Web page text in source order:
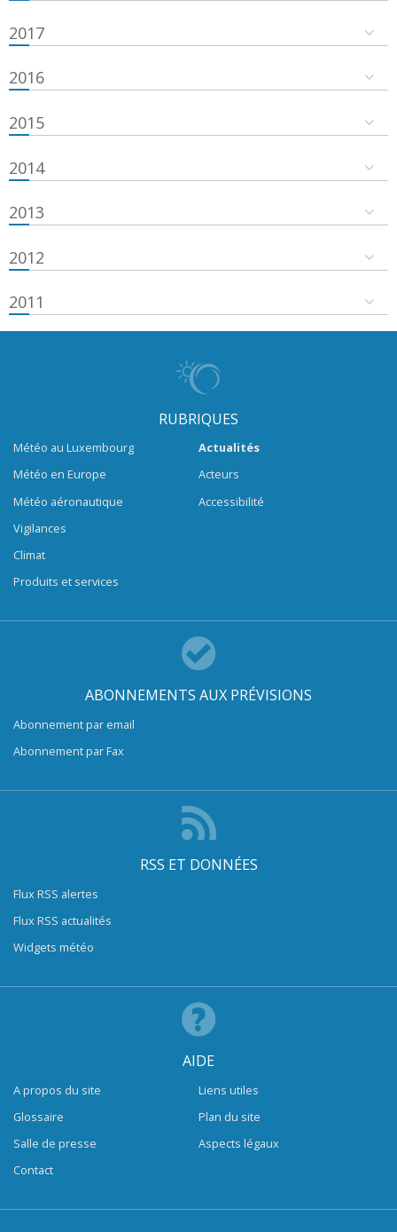
2017
2016
2015
2014
2013
2012
2011
RUBRIQUES
Météo au Luxembourg
Météo en Europe
Météo aéronautique
Vigilances
Climat
Produits et services
Actualités
Acteurs
Accessibilité
ABONNEMENTS AUX PRÉVISIONS
Abonnement par email
Abonnement par Fax
RSS ET DONNÉES
Flux RSS alertes
Flux RSS actualités
Widgets météo
AIDE
A propos du site
Glossaire
Salle de presse
Contact
Liens utiles
Plan du site
Aspects légaux